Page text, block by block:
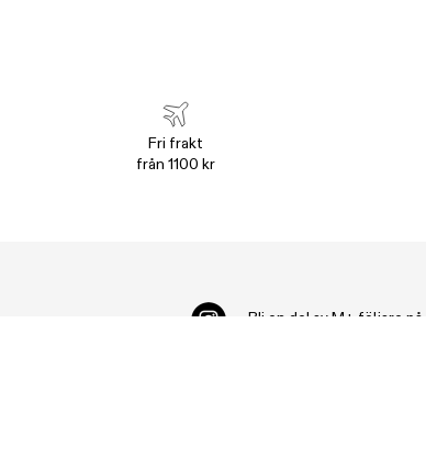
Fri frakt
från 1100 kr
Bli en del av M+ följare på